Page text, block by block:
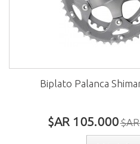
Biplato Palanca
$AR 105.000